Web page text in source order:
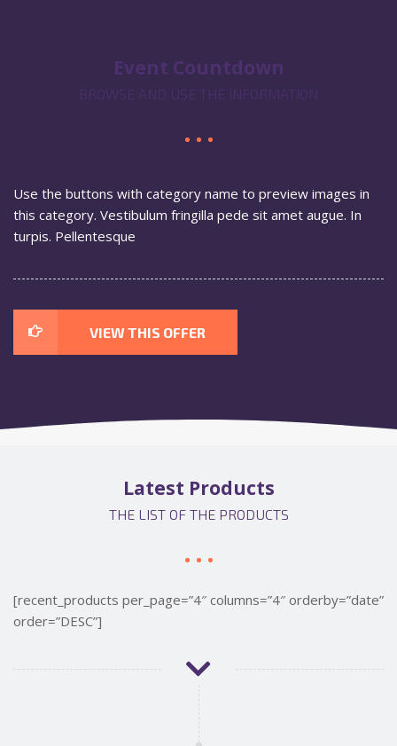
Event Countdown
BROWSE AND USE THE INFORMATION
Use the buttons with category name to preview images in
this category. Vestibulum fringilla pede sit amet augue. In
turpis. Pellentesque
VIEW THIS OFFER
Latest Products
THE LIST OF THE PRODUCTS
[recent_products per_page=”4″ columns=”4″ orderby=”date”
order=”DESC”]